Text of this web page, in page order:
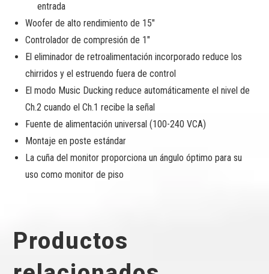
entrada
Woofer de alto rendimiento de 15″
Controlador de compresión de 1″
El eliminador de retroalimentación incorporado reduce los
chirridos y el estruendo fuera de control
El modo Music Ducking reduce automáticamente el nivel de
Ch.2 cuando el Ch.1 recibe la señal
Fuente de alimentación universal (100-240 VCA)
Montaje en poste estándar
La cuña del monitor proporciona un ángulo óptimo para su
uso como monitor de piso
Productos